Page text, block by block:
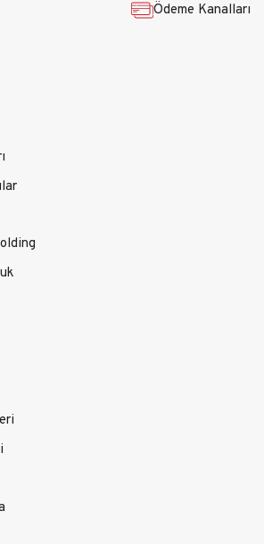
Ödeme Kanalları